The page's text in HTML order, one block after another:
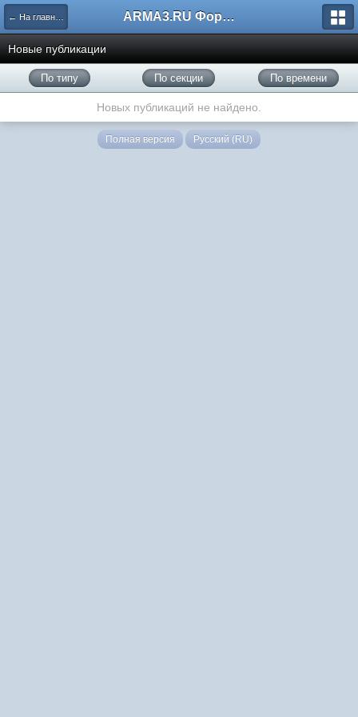
← На главную ARMA3.RU Форум
Новые публикации
По типу По секции По времени
Новых публикаций не найдено.
Полная версия Русский (RU)